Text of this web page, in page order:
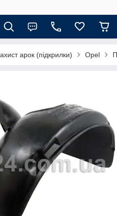
арок (підкрилки) Opel